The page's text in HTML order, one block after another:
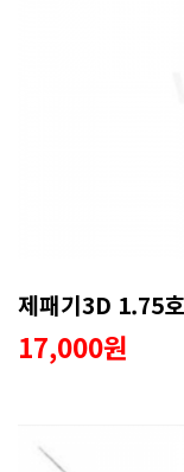
제패기3D 1.75
17,000원